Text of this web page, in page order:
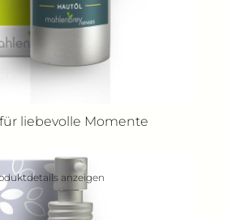
liebevolle Momente
anzeigen